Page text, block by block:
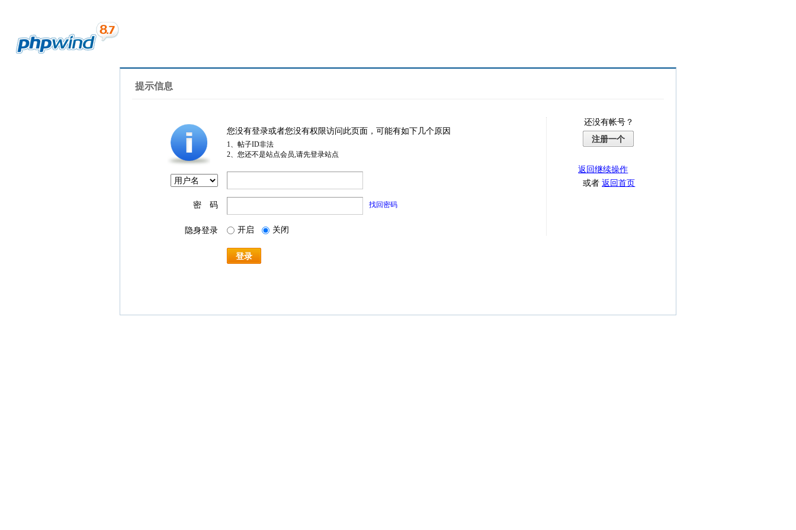
提示信息
您没有登录或者您没有权限访问此页面，可能有如下几个原因
1、帖子ID非法
2、您还不是站点会员,请先登录站点
密 码 找回密码
隐身登录 开启 关闭
登录
还没有帐号？
注册一个
返回继续操作
或者返回首页